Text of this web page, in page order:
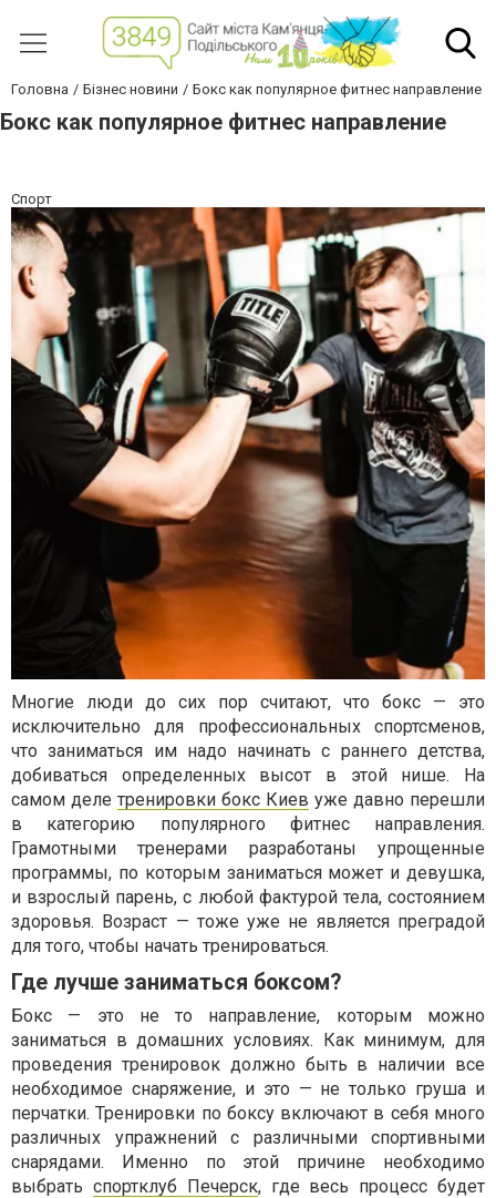
Головна Бізнес новини Бокс как популярное фитнес направление
Бокс как популярное фитнес направление
Спорт
Многие люди до сих пор считают, что бокс — это
исключительно для профессиональных спортсменов,
что заниматься им надо начинать с раннего детства,
добиваться определенных высот в этой нише. На
самом деле тренировки бокс Киев уже давно перешли
в категорию популярного фитнес направления.
Грамотными тренерами разработаны упрощенные
программы, по которым заниматься может и девушка,
и взрослый парень, с любой фактурой тела, состоянием
здоровья. Возраст — тоже уже не является преградой
для того, чтобы начать тренироваться.
Где лучше заниматься боксом?
Бокс — это не то направление, которым можно
заниматься в домашних условиях. Как минимум, для
проведения тренировок должно быть в наличии все
необходимое снаряжение, и это — не только груша и
перчатки. Тренировки по боксу включают в себя много
различных упражнений с различными спортивными
снарядами. Именно по этой причине необходимо
выбрать спортклуб Печерск, где весь процесс будет